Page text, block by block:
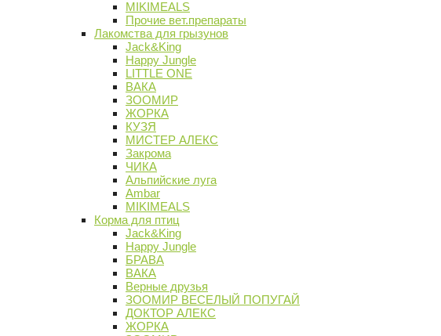
MIKIMEALS
Прочие вет.препараты
Лакомства для грызунов
Jack&King
Happy Jungle
LITTLE ONE
ВАКА
ЗООМИР
ЖОРКА
КУЗЯ
МИСТЕР АЛЕКС
Закрома
ЧИКА
Альпийские луга
Ambar
MIKIMEALS
Корма для птиц
Jack&King
Happy Jungle
БРАВА
ВАКА
Верные друзья
ЗООМИР ВЕСЕЛЫЙ ПОПУГАЙ
ДОКТОР АЛЕКС
ЖОРКА